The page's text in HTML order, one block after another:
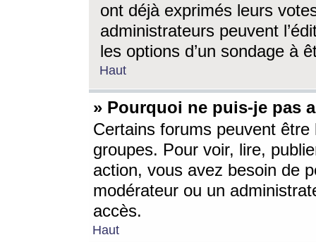
ont déjà exprimés leurs
administrateurs peuvent
les options d’un sondage à
Haut
» Pourquoi ne puis-je pas
Certains forums peuvent être
groupes. Pour voir, lire,
action, vous avez besoin de
modérateur ou un
accès.
Haut